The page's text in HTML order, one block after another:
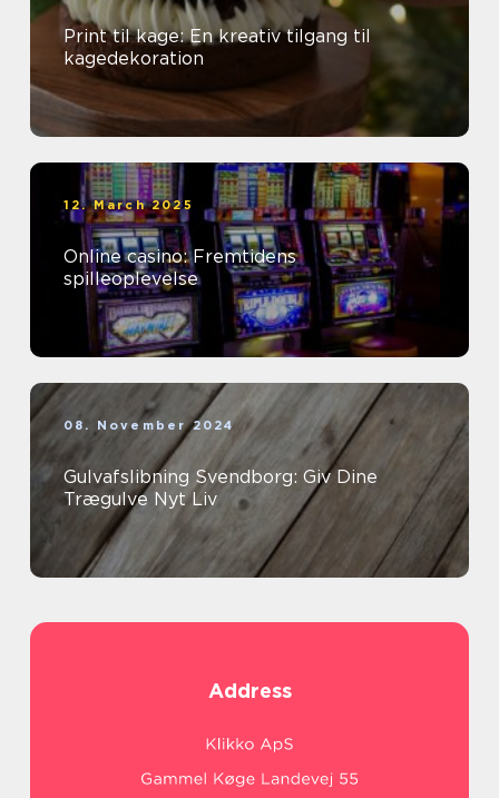
Print til kage: En kreativ tilgang til
kagedekoration
12. March 2025
Online casino: Fremtidens
spilleoplevelse
08. November 2024
Gulvafslibning Svendborg: Giv Dine
Trægulve Nyt Liv
Address